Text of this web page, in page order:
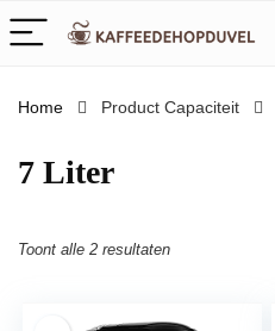
Home Product Capaciteit
‎7 Liter
Toont alle 2 resultaten